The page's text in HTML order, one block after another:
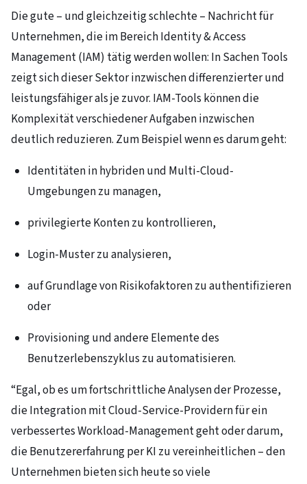
Die gute – und gleichzeitig schlechte – Nachricht für
Unternehmen, die im Bereich Identity & Access
Management (IAM) tätig werden wollen: In Sachen Tools
zeigt sich dieser Sektor inzwischen differenzierter und
leistungsfähiger als je zuvor. IAM-Tools können die
Komplexität verschiedener Aufgaben inzwischen
deutlich reduzieren. Zum Beispiel wenn es darum geht:
Identitäten in hybriden und Multi-Cloud-
Umgebungen zu managen,
privilegierte Konten zu kontrollieren,
Login-Muster zu analysieren,
auf Grundlage von Risikofaktoren zu authentifizieren
oder
Provisioning und andere Elemente des
Benutzerlebenszyklus zu automatisieren.
“Egal, ob es um fortschrittliche Analysen der Prozesse,
die Integration mit Cloud-Service-Providern für ein
verbessertes Workload-Management geht oder darum,
die Benutzererfahrung per KI zu vereinheitlichen – den
Unternehmen bieten sich heute so viele